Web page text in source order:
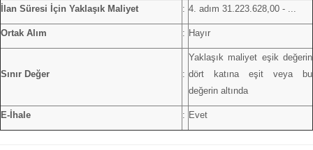
İlan Süresi İçin Yaklaşık Maliyet : 4. adım 31.223.628,00 - ...
Ortak Alım : Hayır
Sınır Değer :
Yaklaşık maliyet eşik değerin
dört katına eşit veya bu
değerin altında
E-İhale : Evet